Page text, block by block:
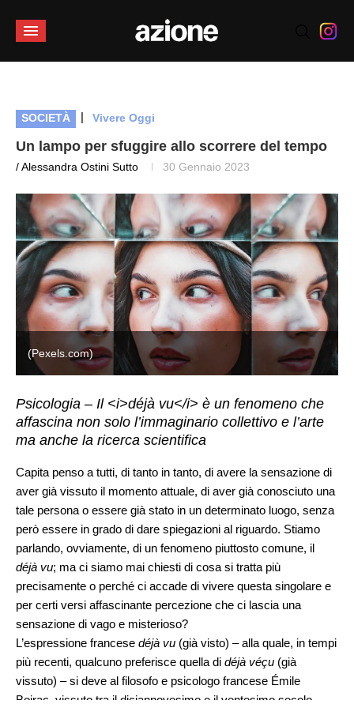
SOCIETÀ | Vivere Oggi
Un lampo per sfuggire allo scorrere del tempo
/ Alessandra Ostini Sutto 30 Gennaio 2023
(Pexels.com)
Psicologia – Il <i>déjà vu</i> è un fenomeno che
affascina non solo l’immaginario collettivo e l’arte
ma anche la ricerca scientifica
Capita penso a tutti, di tanto in tanto, di avere la sensazione di
aver già vissuto il momento attuale, di aver già conosciuto una
tale persona o essere già stato in un determinato luogo, senza
però essere in grado di dare spiegazioni al riguardo. Stiamo
parlando, ovviamente, di un fenomeno piuttosto comune, il
déjà vu; ma ci siamo mai chiesti di cosa si tratta più
precisamente o perché ci accade di vivere questa singolare e
per certi versi affascinante percezione che ci lascia una
sensazione di vago e misterioso?
L’espressione francese déjà vu (già visto) – alla quale, in tempi
più recenti, qualcuno preferisce quella di déjà véçu (già
vissuto) – si deve al filosofo e psicologo francese Émile
Boirac, vissuto tra il diciannovesimo e il ventesimo secolo.